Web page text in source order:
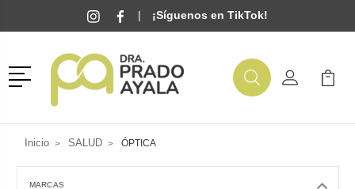
| ¡Síguenos en TikTok!
Menú
BuscarMi Cuenta
Mi
Inicio SALUD ÓPTICA
MARCAS